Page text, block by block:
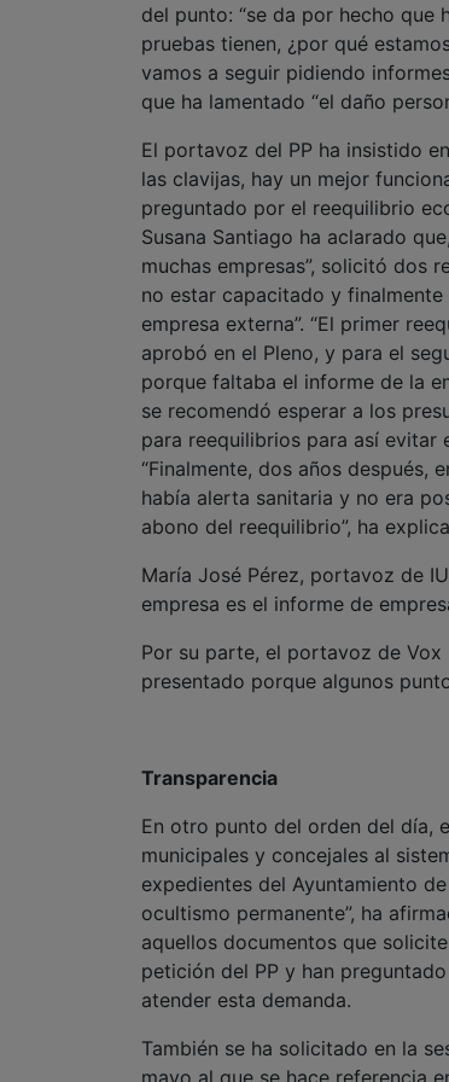
del punto: “se da por hecho que
pruebas tienen, ¿por qué
vamos a seguir pidiendo
que ha lamentado “el daño
El portavoz del PP ha insistido
las clavijas, hay un mejor
preguntado por el reequilibrio
Susana Santiago ha aclarado
muchas empresas”, solicitó dos
no estar capacitado y
empresa externa”. “El primer
aprobó en el Pleno, y para el
porque faltaba el informe de la
se recomendó esperar a los
para reequilibrios para así evitar
“Finalmente, dos años después,
había alerta sanitaria y no era
abono del reequilibrio”, ha
María José Pérez, portavoz de
empresa es el informe de
Por su parte, el portavoz de
presentado porque algunos
Transparencia
En otro punto del orden del día,
municipales y concejales al
expedientes del Ayuntamiento
ocultismo permanente”, ha
aquellos documentos que
petición del PP y han
atender esta demanda.
También se ha solicitado en la
mayo al que se hace referencia